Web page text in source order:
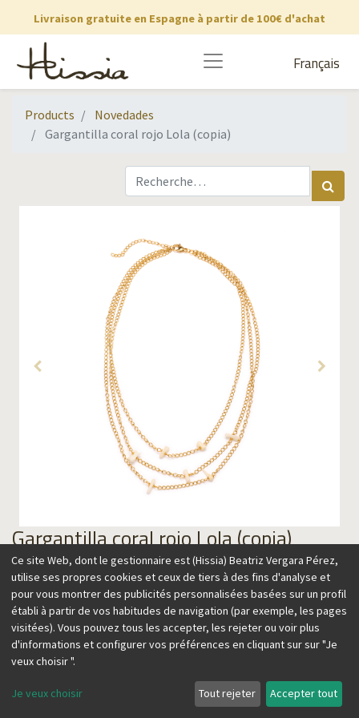
Livraison gratuite en Espagne à partir de 100€ d'achat
Français
Products
Novedades
Gargantilla coral rojo Lola (copia)
Gargantilla coral rojo Lola (copia)
95,00€
Ajouter au panier
Ce site Web, dont le gestionnaire est (Hissia) Beatriz Vergara Pérez,
utilise ses propres cookies et ceux de tiers à des fins d'analyse et
pour vous montrer des publicités personnalisées basées sur un profil
établi à partir de vos habitudes de navigation (par exemple, les pages
visitées). Vous pouvez tous les accepter, les rejeter ou voir plus
d'informations et configurer vos préférences en cliquant sur sur "Je
veux choisir ".
Je veux choisir Tout rejeter Accepter tout